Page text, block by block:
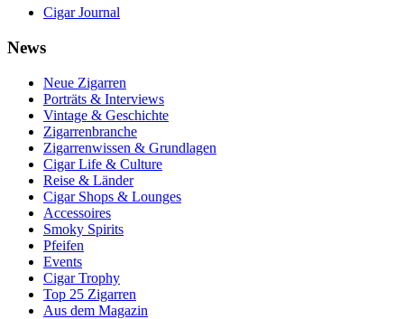
Cigar Journal
News
Neue Zigarren
Porträts & Interviews
Vintage & Geschichte
Zigarrenbranche
Zigarrenwissen & Grundlagen
Cigar Life & Culture
Reise & Länder
Cigar Shops & Lounges
Accessoires
Smoky Spirits
Pfeifen
Events
Cigar Trophy
Top 25 Zigarren
Aus dem Magazin